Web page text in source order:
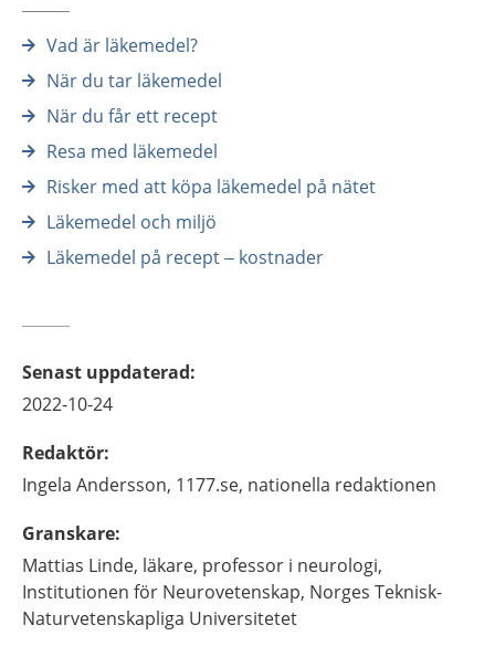
Vad är läkemedel?
När du tar läkemedel
När du får ett recept
Resa med läkemedel
Risker med att köpa läkemedel på nätet
Läkemedel och miljö
Läkemedel på recept – kostnader
Senast uppdaterad:
2022-10-24
Redaktör:
Ingela Andersson, 1177.se, nationella redaktionen
Granskare:
Mattias Linde, läkare, professor i neurologi,
Institutionen för Neurovetenskap, Norges Teknisk-
Naturvetenskapliga Universitetet